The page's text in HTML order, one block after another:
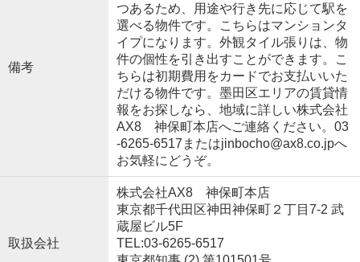
備考
つあるため、用途や行き先に応じて駅を
選べる物件です。こちらはマンションタ
イプになります。外観タイル張りは、物
件の個性を引き出すことができます。こ
ちらは初期費用をカードでお支払いいた
だける物件です。墨田区エリアの賃貸情
報をお探しなら、地域に詳しい株式会社
AX8 神保町本店へご連絡ください。03
-6265-6517またはjinbocho@ax8.co.jpへ
お気軽にどうぞ。
取扱会社
株式会社AX8 神保町本店
東京都千代田区神田神保町２丁目7-2 武
蔵屋ビル5F
TEL:03-6265-6517